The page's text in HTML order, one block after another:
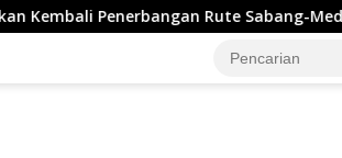
Rute Sabang-Medan